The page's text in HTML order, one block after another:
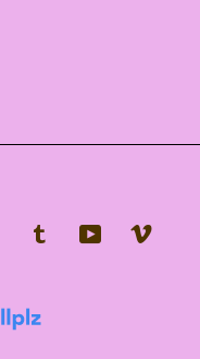
InstagramTumblr YouTube